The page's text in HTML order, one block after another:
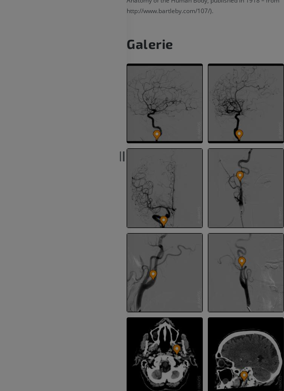
http://www.bartleby.com/107/).
Galerie
CT-Arthrogramm
MRT
MRT Vorfuß
MRT
CTA der unteren
Beinarterien und -knochen
KOSTENLOS
Arteriografie der unteren
Extremität